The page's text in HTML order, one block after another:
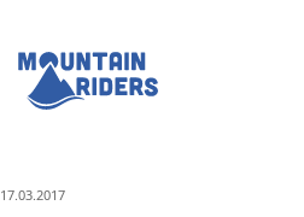
17.03.2017